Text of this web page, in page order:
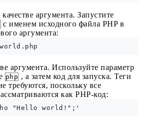
аргумента. Запустите
с именем исходного файла PHP в
аргумента:
аргумента. Используйте параметр
php , а затем код для запуска. Теги
требуются, поскольку все
как PHP-код:
"Hello world!";'